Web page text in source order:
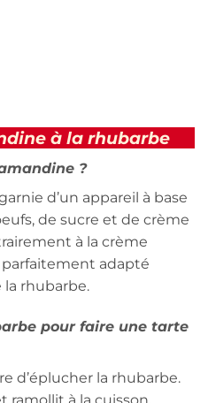
à la rhubarbe
?
d’un appareil à base
de sucre et de crème
à la crème
parfaitement adapté
la rhubarbe.
pour faire une tarte
d’éplucher la rhubarbe.